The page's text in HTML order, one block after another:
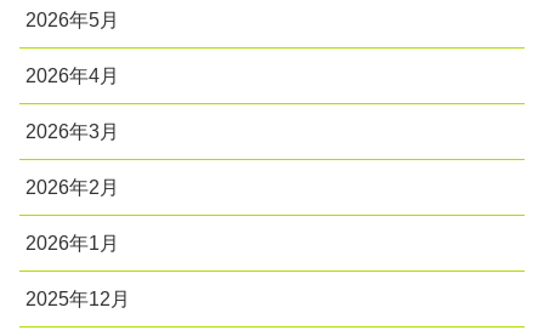
2026年5月
2026年4月
2026年3月
2026年2月
2026年1月
2025年12月